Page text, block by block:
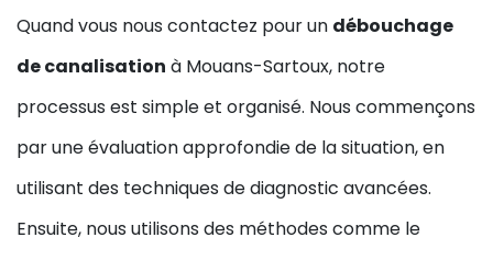
Quand vous nous contactez pour un débouchage
de canalisation à Mouans-Sartoux, notre
processus est simple et organisé. Nous commençons
par une évaluation approfondie de la situation, en
utilisant des techniques de diagnostic avancées.
Ensuite, nous utilisons des méthodes comme le